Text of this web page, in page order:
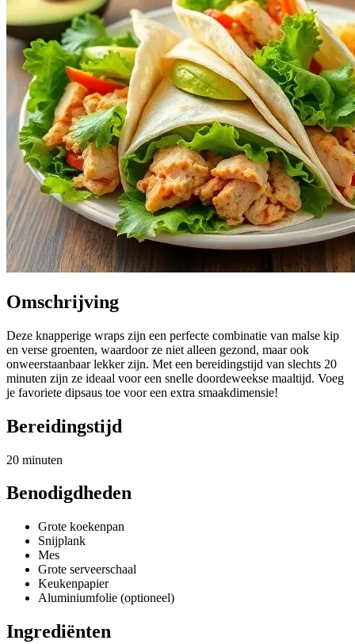
Omschrijving
Deze knapperige wraps zijn een perfecte combinatie van malse kip
en verse groenten, waardoor ze niet alleen gezond, maar ook
onweerstaanbaar lekker zijn. Met een bereidingstijd van slechts 20
minuten zijn ze ideaal voor een snelle doordeweekse maaltijd. Voeg
je favoriete dipsaus toe voor een extra smaakdimensie!
Bereidingstijd
20 minuten
Benodigdheden
Grote koekenpan
Snijplank
Mes
Grote serveerschaal
Keukenpapier
Aluminiumfolie (optioneel)
Ingrediënten